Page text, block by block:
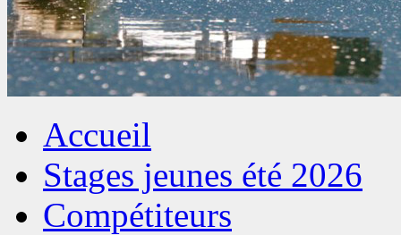
Accueil
Stages jeunes été 2026
Compétiteurs